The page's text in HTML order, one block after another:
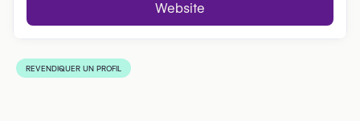
Website
REVENDIQUER UN PROFIL